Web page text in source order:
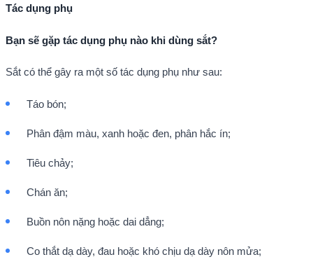
Tác dụng phụ
Bạn sẽ gặp tác dụng phụ nào khi dùng sắt?
Sắt có thể gây ra một số tác dụng phụ như sau:
Táo bón;
Phân đậm màu, xanh hoặc đen, phân hắc ín;
Tiêu chảy;
Chán ăn;
Buồn nôn nặng hoặc dai dẳng;
Co thắt dạ dày, đau hoặc khó chịu dạ dày nôn mửa;